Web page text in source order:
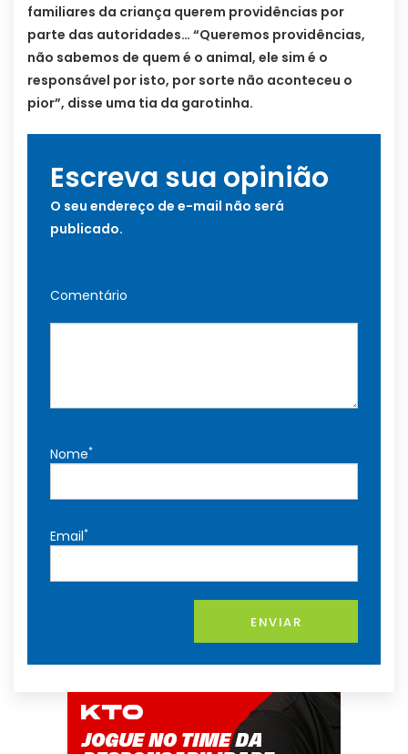
familiares da criança querem providências por
parte das autoridades… “Queremos providências,
não sabemos de quem é o animal, ele sim é o
responsável por isto, por sorte não aconteceu o
pior”, disse uma tia da garotinha.
Escreva sua opinião
O seu endereço de e-mail não será
publicado.
Comentário
Nome*
Email*
ENVIAR